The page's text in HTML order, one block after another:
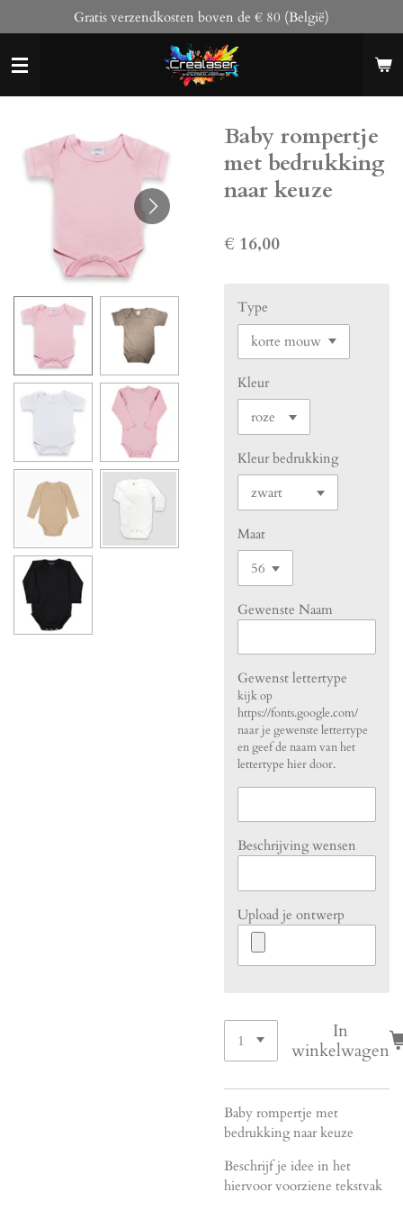
direct
naar
de
hoofdinhoud
Gratis verzendkosten boven de € 80 (België)
Baby rompertje
met bedrukking
naar keuze
€ 16,00
Type
Kleur
Kleur bedrukking
Maat
Gewenste Naam
Gewenst lettertype
kijk op
https://fonts.google.com/
naar je gewenste lettertype
en geef de naam van het
lettertype hier door.
Beschrijving wensen
Upload je ontwerp
In
winkelwagen
Baby rompertje met
bedrukking naar keuze
Beschrijf je idee in het
hiervoor voorziene tekstvak